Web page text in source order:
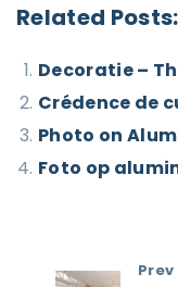
Related Posts:
Decoratie –
Crédence de
Photo on
Foto op
Prev